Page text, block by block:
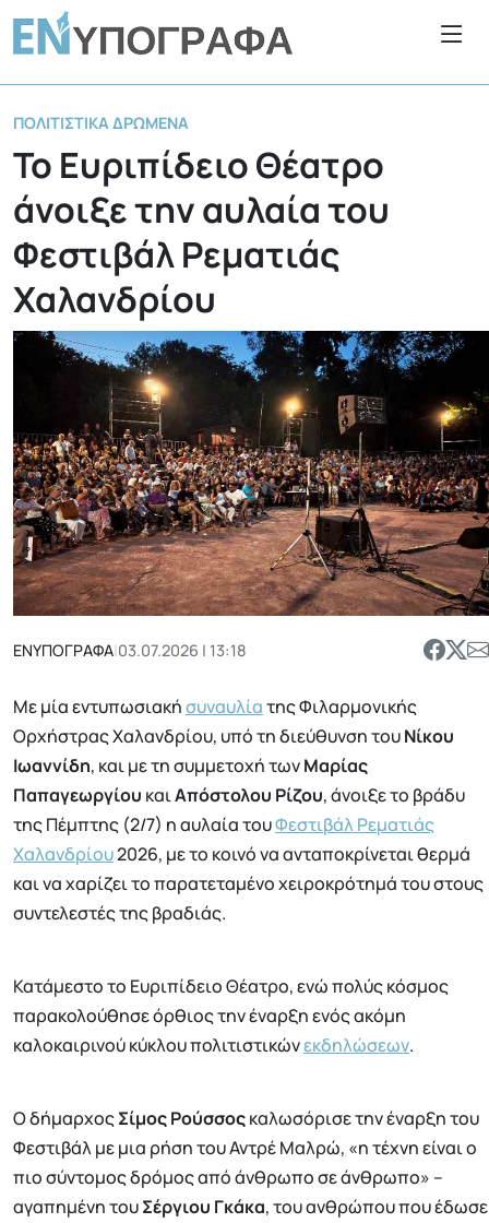
ΠΟΛΙΤΙΣΤΙΚΆ ΔΡΏΜΕΝΑ
Το Ευριπίδειο Θέατρο
άνοιξε την αυλαία του
Φεστιβάλ Ρεματιάς
Χαλανδρίου
ΕΝΥΠΟΓΡΑΦΑ|03.07.2026 | 13:18
Με μία εντυπωσιακήσυναυλίατης Φιλαρμονικής
Ορχήστρας Χαλανδρίου, υπό τη διεύθυνση τουΝίκου
Ιωαννίδη, και με τη συμμετοχή τωνΜαρίας
Παπαγεωργίου καιΑπόστολου Ρίζου, άνοιξε το βράδυ
της Πέμπτης (2/7) η αυλαία τουΦεστιβάλ Ρεματιάς
Χαλανδρίου2026, με το κοινό να ανταποκρίνεται θερμά
και να χαρίζει το παρατεταμένο χειροκρότημά του στους
συντελεστές της βραδιάς.
Κατάμεστο το Ευριπίδειο Θέατρο, ενώ πολύς κόσμος
παρακολούθησε όρθιος την έναρξη ενός ακόμη
καλοκαιρινού κύκλου πολιτιστικώνεκδηλώσεων.
Ο δήμαρχοςΣίμος Ρούσσοςκαλωσόρισε την έναρξη του
Φεστιβάλ με μια ρήση του Αντρέ Μαλρώ, «η τέχνη είναι ο
πιο σύντομος δρόμος από άνθρωπο σε άνθρωπο» –
αγαπημένη τουΣέργιου Γκάκα, του ανθρώπου που έδωσε